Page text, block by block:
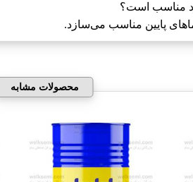
مناسب است؟
پایین مناسب می‌سازد.
محصولات مشابه